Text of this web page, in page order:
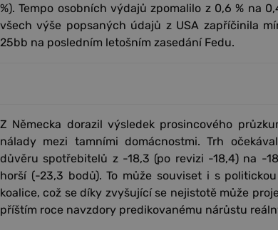
%). Tempo osobních výdajů zpomalilo z 0,6 % na
všech výše popsaných údajů z USA zapříčinila
25bb na posledním letošním zasedání Fedu.
Z Německa dorazil výsledek prosincového
nálady mezi tamními domácnostmi. Trh
důvěru spotřebitelů z -18,3 (po revizi -18,4) na -
horší (-23,3 bodů). To může souviset i s
koalice, což se díky zvyšující se nejistotě může
příštím roce navzdory predikovanému nárůstu